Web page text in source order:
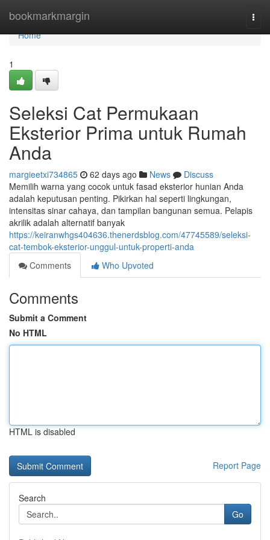
bookmarkmargin
Home
Home
1
Seleksi Cat Permukaan
Eksterior Prima untuk Rumah
Anda
margieetxi734865 62 days ago News
Discuss
Memilih warna yang cocok untuk fasad eksterior hunian Anda
adalah keputusan penting. Pikirkan hal seperti lingkungan,
intensitas sinar cahaya, dan tampilan bangunan semua. Pelapis
akrilik adalah alternatif banyak
https://keiranwhgs404636.thenerdsblog.com/47745589/seleksi-
cat-tembok-eksterior-unggul-untuk-properti-anda
Comments
Who Upvoted
Comments
Submit a Comment
No HTML
HTML is disabled
Report Page
Search
Go